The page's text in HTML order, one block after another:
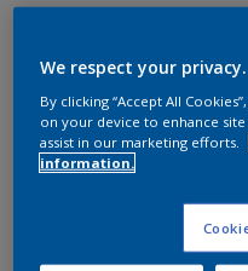
We respect your privacy.
By clicking “Accept All
on your device to enhance site
assist in our marketing efforts.
information.